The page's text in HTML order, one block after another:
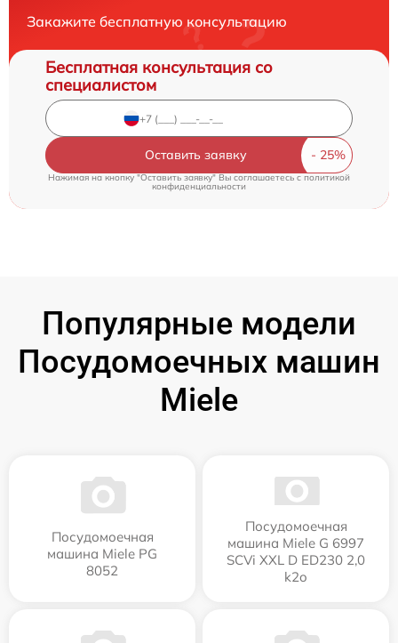
Закажите бесплатную консультацию
Бесплатная консультация со
специалистом
Оставить заявку
Нажимая на кнопку "Оставить заявку" Вы соглашаетесь cполитикой
конфиденциальности
Популярные модели
Посудомоечных машин
Miele
Посудомоечная
машина Miele PG
8052
Посудомоечная
машина Miele G 6997
SCVi XXL D ED230 2,0
k2o